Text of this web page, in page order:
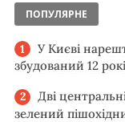
ПОПУЛЯРНЕ
У Києві
збудований 12
Дві
зелений